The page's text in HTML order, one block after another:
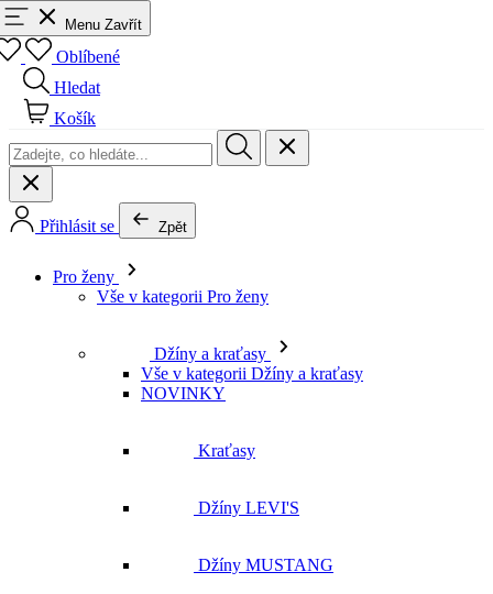
Menu Zavřít
Oblíbené
Hledat
Košík
Přihlásit se Zpět
Pro ženy
Vše v kategorii Pro ženy
Džíny a kraťasy
Vše v kategorii Džíny a kraťasy
NOVINKY
Kraťasy
Džíny LEVI'S
Džíny MUSTANG